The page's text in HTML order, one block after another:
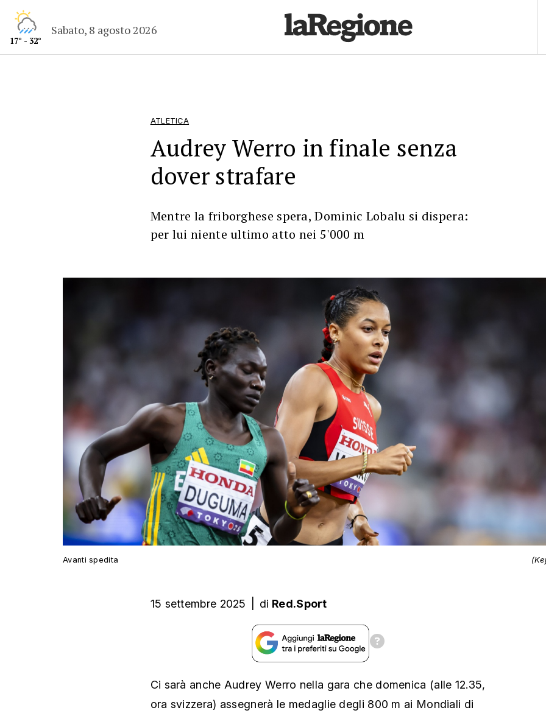
17° - 32°
Sabato, 8 agosto 2026
ATLETICA
Audrey Werro in finale senza
dover strafare
Mentre la friborghese spera, Dominic Lobalu si dispera:
per lui niente ultimo atto nei 5'000 m
Avanti spedita
15 settembre 2025 di Red.Sport
Ci sarà anche Audrey Werro nella gara che domenica (alle 12.35,
ora svizzera) assegnerà le medaglie degli 800 m ai Mondiali di